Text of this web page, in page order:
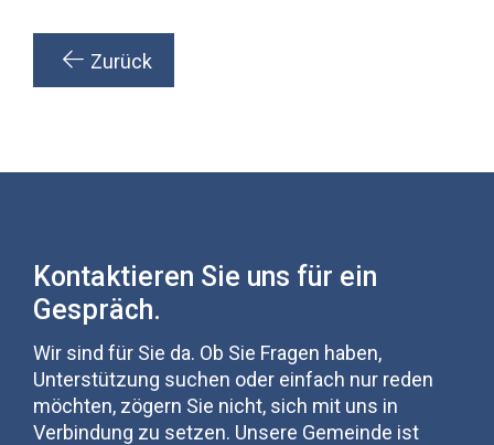
Zurück
Kontaktieren Sie uns für ein
Gespräch.
Wir sind für Sie da. Ob Sie Fragen haben,
Unterstützung suchen oder einfach nur reden
möchten, zögern Sie nicht, sich mit uns in
Verbindung zu setzen. Unsere Gemeinde ist